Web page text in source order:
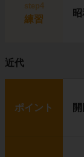
step4
練習
近代
ポイント